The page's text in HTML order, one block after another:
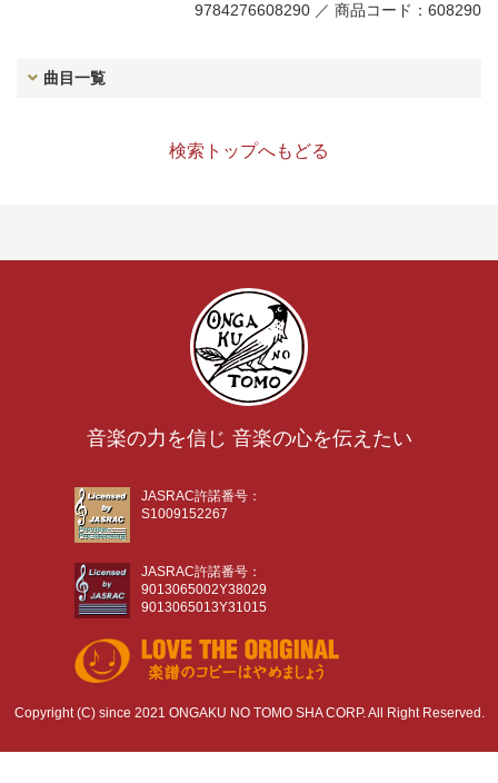
9784276608290 ／ 商品コード：608290
曲目一覧
検索トップへもどる
音楽の力を信じ 音楽の心を伝えたい
JASRAC許諾番号：
S1009152267
JASRAC許諾番号：
9013065002Y38029
9013065013Y31015
Copyright (C) since 2021 ONGAKU NO TOMO SHA CORP. All Right Reserved.